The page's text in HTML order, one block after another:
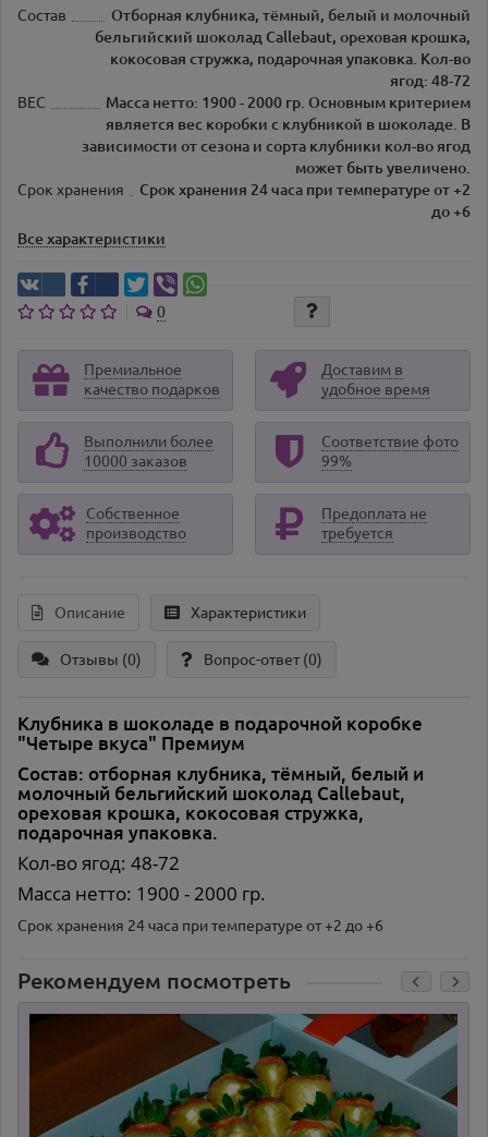
Состав
Отборная клубника, тёмный, белый и молочный
бельгийский шоколад Callebaut, ореховая крошка,
кокосовая стружка, подарочная упаковка. Кол-во
ягод: 48-72
ВЕС
Масса нетто: 1900 - 2000 гр. Основным критерием
является вес коробки с клубникой в шоколаде. В
зависимости от сезона и сорта клубники кол-во ягод
может быть увеличено.
Срок хранения
Срок хранения 24 часа при температуре от +2
до +6
Все характеристики
0
Премиальное
качество подарков
Доставим в
удобное время
Выполнили более
10000 заказов
Соответствие фото
99%
Собственное
производство
Предоплата не
требуется
Описание Характеристики
Отзывы (0) Вопрос-ответ(0)
Клубника в шоколаде в подарочной коробке
"Четыре вкуса" Премиум
Состав: отборная клубника, тёмный, белый и
молочный бельгийский шоколад Callebaut,
ореховая крошка, кокосовая стружка,
подарочная упаковка.
Кол-во ягод: 48-72
Масса нетто: 1900 - 2000 гр.
Срок хранения 24 часа при температуре от +2 до +6
Рекомендуем посмотреть